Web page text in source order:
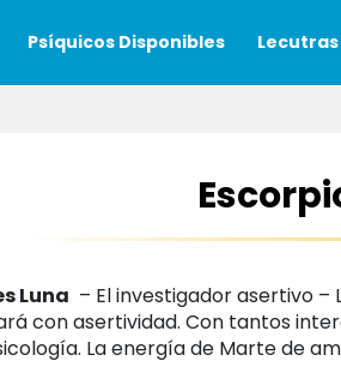
Psíquicos Disponibles
Luna – El investigador asertivo –
con asertividad. Con tantos
La energía de Marte de